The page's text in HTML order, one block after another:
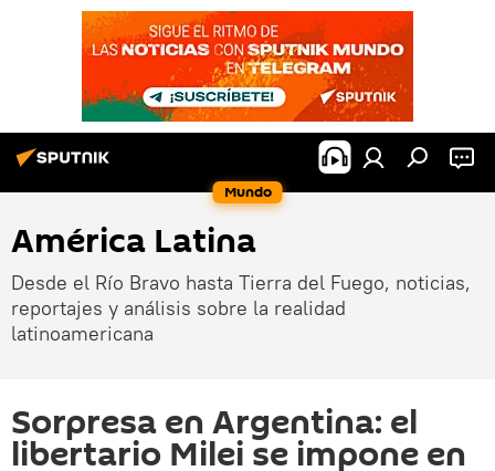
Mundo
América Latina
Desde el Río Bravo hasta Tierra del Fuego, noticias,
reportajes y análisis sobre la realidad
latinoamericana
Sorpresa en Argentina: el
libertario Milei se impone en